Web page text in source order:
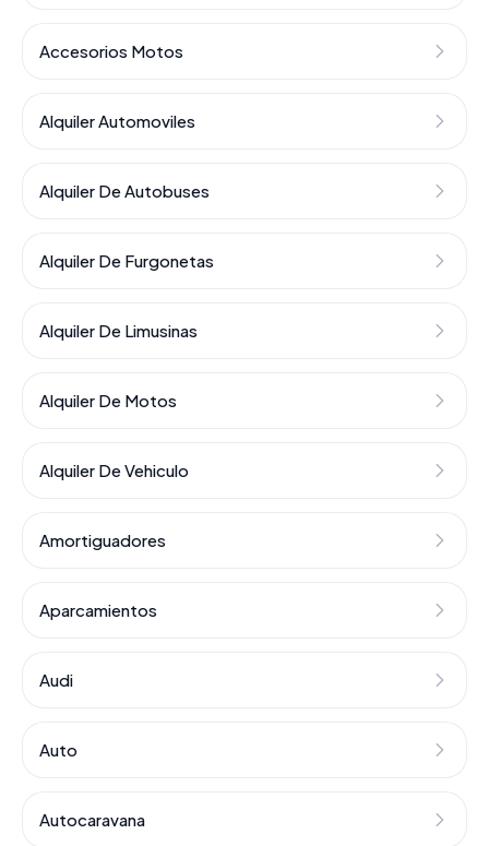
Accesorios Motos
Alquiler Automoviles
Alquiler De Autobuses
Alquiler De Furgonetas
Alquiler De Limusinas
Alquiler De Motos
Alquiler De Vehiculo
Amortiguadores
Aparcamientos
Audi
Auto
Autocaravana